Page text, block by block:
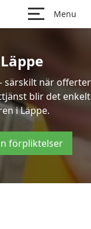
Menu
särskilt när offerter
blir det enkelt
i Läppe.
förpliktelser